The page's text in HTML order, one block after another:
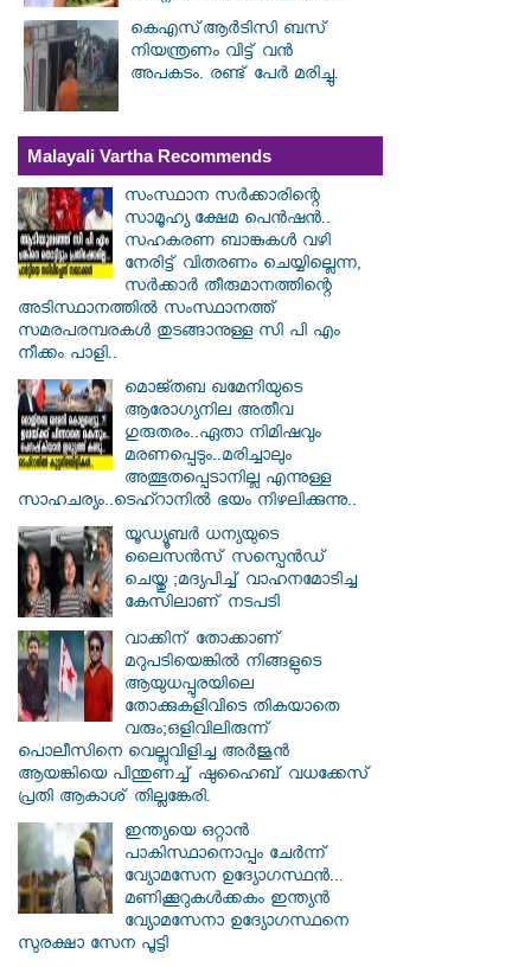
കെഎസ്ആര്‍ടിസി ബസ്
നിയന്ത്രണം വിട്ട് വൻ
അപകടം. രണ്ട് പേർ മരിച്ചു.
Malayali Vartha Recommends
സംസ്ഥാന സർ‌ക്കാരിന്റെ
സാമൂഹ്യ ക്ഷേമ പെൻഷൻ..
സഹകരണ ബാങ്കുകൾ വഴി
നേരിട്ട് വിതരണം ചെയ്യില്ലെന്ന,
സർക്കാർ തീരുമാനത്തിന്റെ
അടിസ്ഥാനത്തിൽ സംസ്ഥാനത്ത്
സമരപരമ്പരകൾ തുടങ്ങാനുള്ള സി പി എം
നീക്കം പാളി..
മൊജ്തബ ഖമേനിയുടെ
ആരോഗ്യനില അതീവ
ഗുരുതരം..ഏതാ നിമിഷവും
മരണപ്പെടും..മരിച്ചാലും
അത്ഭുതപ്പെടാനില്ല എന്നുള്ള
സാഹചര്യം..ടെഹ്റാനിൽ ഭയം നിഴലിക്കുന്നു..
യൂഡ്യൂബർ ധന്യയുടെ
ലൈസൻസ് സസ്പെൻഡ്
ചെയ്തു ;മദ്യപിച്ച് വാഹനമോടിച്ച
കേസിലാണ് നടപടി
വാക്കിന് തോക്കാണ്
മറുപടിയെങ്കിൽ നിങ്ങളുടെ
ആയുധപ്പുരയിലെ
തോക്കുകളിവിടെ തികയാതെ
വരും;ഒളിവിലിരുന്ന്
പൊലീസിനെ വെല്ലുവിളിച്ച അർജുൻ
ആയങ്കിയെ പിന്തുണച്ച് ഷുഹൈബ് വധക്കേസ്
പ്രതി ആകാശ് തില്ലങ്കേരി.
ഇന്ത്യയെ ഒറ്റാൻ
പാകിസ്ഥാനൊപ്പം ചേർന്ന്
വ്യോമസേന ഉദ്യോ​ഗസ്ഥൻ...
മണിക്കൂറുകൾക്കകം ഇന്ത്യൻ
വ്യോമസേനാ ഉദ്യോഗസ്ഥനെ
സുരക്ഷാ സേന പൂട്ടി